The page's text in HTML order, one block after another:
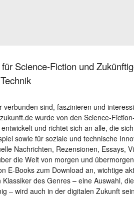
Science-Fiction und
sind, faszinieren und
wurde von den Science-
und richtet sich an alle, die
sowie für soziale und technische
Nachrichten, Rezensionen, Essays,
die Welt von morgen und
E-Books zum Download an, wichtige
des Genres – eine Auswahl,
– wird auch in der digitalen Zukunft